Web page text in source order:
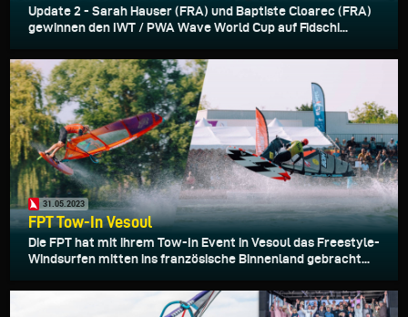
Update 2 - Sarah Hauser (FRA) und Baptiste Cloarec (FRA)
gewinnen den IWT / PWA Wave World Cup auf Fidschi...
31.05.2023
FPT Tow-In Vesoul
Die FPT hat mit ihrem Tow-In Event in Vesoul das Freestyle-
Windsurfen mitten ins französische Binnenland gebracht...